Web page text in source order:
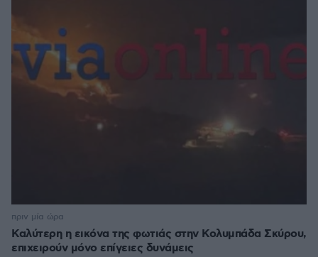
Καλύτερη η εικόνα της φωτιάς στην Κολυμπάδα Σκύρου,
επιχειρούν μόνο επίγειες δυνάμεις
πριν μία ώρα